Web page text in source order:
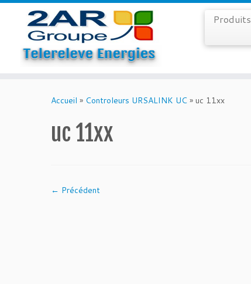
Produits
Accueil » Controleurs URSALINK UC » uc 11xx
uc 11xx
← Précédent